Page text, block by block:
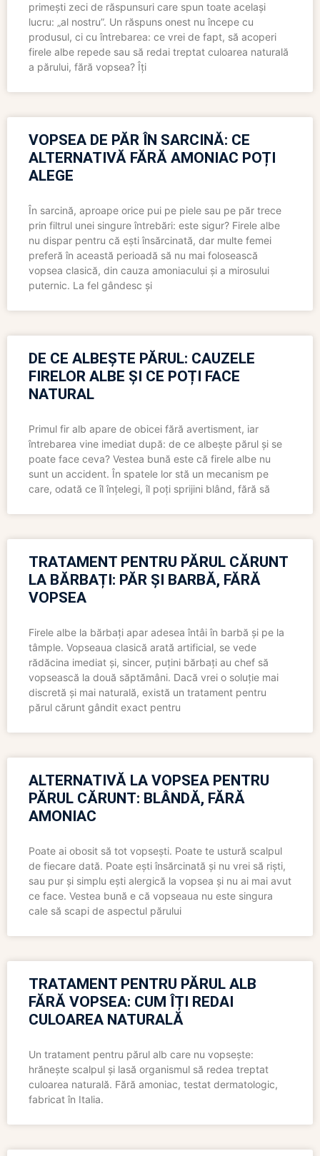
primești zeci de răspunsuri care spun toate același
lucru: „al nostru”. Un răspuns onest nu începe cu
produsul, ci cu întrebarea: ce vrei de fapt, să acoperi
firele albe repede sau să redai treptat culoarea naturală
a părului, fără vopsea? Îți
VOPSEA DE PĂR ÎN SARCINĂ: CE
ALTERNATIVĂ FĂRĂ AMONIAC POȚI
ALEGE
În sarcină, aproape orice pui pe piele sau pe păr trece
prin filtrul unei singure întrebări: este sigur? Firele albe
nu dispar pentru că ești însărcinată, dar multe femei
preferă în această perioadă să nu mai folosească
vopsea clasică, din cauza amoniacului și a mirosului
puternic. La fel gândesc și
DE CE ALBEȘTE PĂRUL: CAUZELE
FIRELOR ALBE ȘI CE POȚI FACE
NATURAL
Primul fir alb apare de obicei fără avertisment, iar
întrebarea vine imediat după: de ce albește părul și se
poate face ceva? Vestea bună este că firele albe nu
sunt un accident. În spatele lor stă un mecanism pe
care, odată ce îl înțelegi, îl poți sprijini blând, fără să
TRATAMENT PENTRU PĂRUL CĂRUNT
LA BĂRBAȚI: PĂR ȘI BARBĂ, FĂRĂ
VOPSEA
Firele albe la bărbați apar adesea întâi în barbă și pe la
tâmple. Vopseaua clasică arată artificial, se vede
rădăcina imediat și, sincer, puțini bărbați au chef să
vopsească la două săptămâni. Dacă vrei o soluție mai
discretă și mai naturală, există un tratament pentru
părul cărunt gândit exact pentru
ALTERNATIVĂ LA VOPSEA PENTRU
PĂRUL CĂRUNT: BLÂNDĂ, FĂRĂ
AMONIAC
Poate ai obosit să tot vopsești. Poate te ustură scalpul
de fiecare dată. Poate ești însărcinată și nu vrei să riști,
sau pur și simplu ești alergică la vopsea și nu ai mai avut
ce face. Vestea bună e că vopseaua nu este singura
cale să scapi de aspectul părului
TRATAMENT PENTRU PĂRUL ALB
FĂRĂ VOPSEA: CUM ÎȚI REDAI
CULOAREA NATURALĂ
Un tratament pentru părul alb care nu vopsește:
hrănește scalpul și lasă organismul să redea treptat
culoarea naturală. Fără amoniac, testat dermatologic,
fabricat în Italia.